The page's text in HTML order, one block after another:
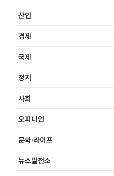
산업
경제
국제
정치
사회
오피니언
문화·라이프
뉴스발전소